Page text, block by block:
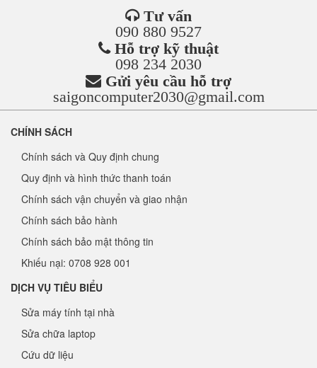
Tư vấn
090 880 9527
Hỗ trợ kỹ thuật
098 234 2030
Gửi yêu cầu hỗ trợ
saigoncomputer2030@gmail.com
CHÍNH SÁCH
Chính sách và Quy định chung
Quy định và hình thức thanh toán
Chính sách vận chuyển và giao nhận
Chính sách bảo hành
Chính sách bảo mật thông tin
Khiếu nại: 0708 928 001
DỊCH VỤ TIÊU BIỂU
Sửa máy tính tại nhà
Sửa chữa laptop
Cứu dữ liệu